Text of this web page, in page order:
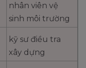
nhân viên vệ
sinh môi trường
kỹ sư điều tra
xây dựng